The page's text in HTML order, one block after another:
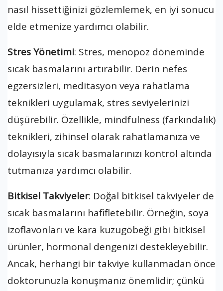
nasıl hissettiğinizi gözlemlemek, en iyi sonucu
elde etmenize yardımcı olabilir.
Stres Yönetimi: Stres, menopoz döneminde
sıcak basmalarını artırabilir. Derin nefes
egzersizleri, meditasyon veya rahatlama
teknikleri uygulamak, stres seviyelerinizi
düşürebilir. Özellikle, mindfulness (farkındalık)
teknikleri, zihinsel olarak rahatlamanıza ve
dolayısıyla sıcak basmalarınızı kontrol altında
tutmanıza yardımcı olabilir.
Bitkisel Takviyeler: Doğal bitkisel takviyeler de
sıcak basmalarını hafifletebilir. Örneğin, soya
izoflavonları ve kara kuzugöbeği gibi bitkisel
ürünler, hormonal dengenizi destekleyebilir.
Ancak, herhangi bir takviye kullanmadan önce
doktorunuzla konuşmanız önemlidir; çünkü